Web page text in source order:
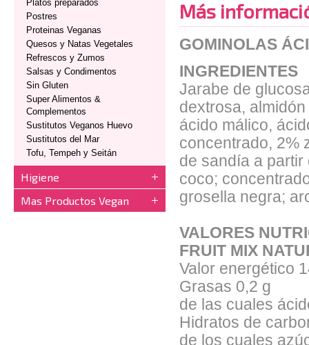
Platos preparados
Postres
Proteinas Veganas
Quesos y Natas Vegetales
Refrescos y Zumos
Salsas y Condimentos
Sin Gluten
Super Alimentos &
Complementos
Sustitutos Veganos Huevo
Sustitutos del Mar
Tofu, Tempeh y Seitán
Higiene
Mas Productos Vegan
Más
GOMINOLAS
INGREDIENTES
Jarabe de
dextrosa,
ácido málico,
concentrado, 2%
de sandía a
coco;
grosella negra;
VALORES
FRUIT MIX
Valor energético
Grasas 0,2 g
de las cuales
Hidratos de
de los cuales